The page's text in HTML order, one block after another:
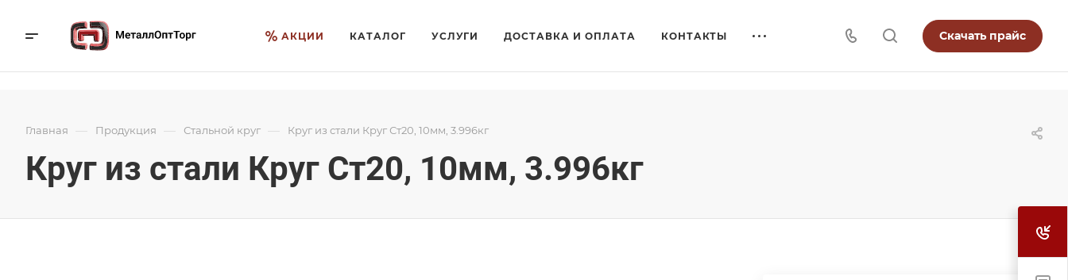
АКЦИИ КАТАЛОГ УСЛУГИ ДОСТАВКА И ОПЛАТА КОНТАКТЫ Скачать прайс
Главная — Продукция — Стальной круг — Круг из стали Круг Ст20, 10мм, 3.996кг
Круг из стали Круг Ст20, 10мм, 3.996кг